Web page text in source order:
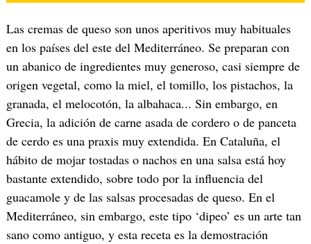
Las cremas de queso son unos aperitivos muy habituales
en los países del este del Mediterráneo. Se preparan con
un abanico de ingredientes muy generoso, casi siempre de
origen vegetal, como la miel, el tomillo, los pistachos, la
granada, el melocotón, la albahaca... Sin embargo, en
Grecia, la adición de carne asada de cordero o de panceta
de cerdo es una praxis muy extendida. En Cataluña, el
hábito de mojar tostadas o nachos en una salsa está hoy
bastante extendido, sobre todo por la influencia del
guacamole y de las salsas procesadas de queso. En el
Mediterráneo, sin embargo, este tipo ‘dipeo’ es un arte tan
sano como antiguo, y esta receta es la demostración